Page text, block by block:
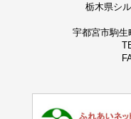
栃木県シ
宇都宮市駒生